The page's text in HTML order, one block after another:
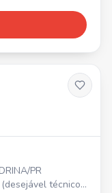
comunicação.
técnico